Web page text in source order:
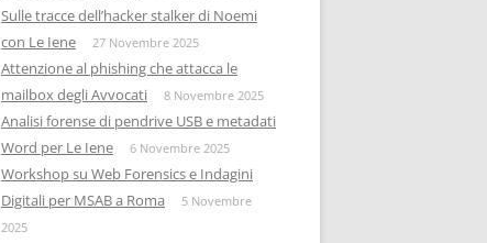
Sulle tracce dell’hacker stalker di Noemi
con Le Iene
27 Novembre 2025
Attenzione al phishing che attacca le
mailbox degli Avvocati
8 Novembre 2025
Analisi forense di pendrive USB e metadati
Word per Le Iene
6 Novembre 2025
Workshop su Web Forensics e Indagini
Digitali per MSAB a Roma
5 Novembre
2025